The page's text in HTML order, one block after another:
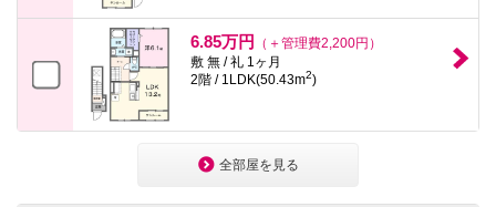
6.85万円
（＋管理費2,200円）
敷 無 / 礼 1ヶ月
2階 / 1LDK(50.43m2)
全部屋を見る